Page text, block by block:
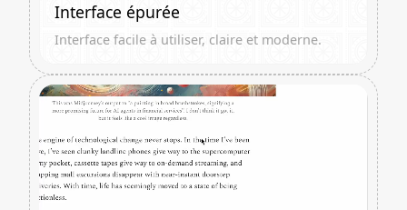
Interface épurée
Interface facile à utiliser, claire et moderne.